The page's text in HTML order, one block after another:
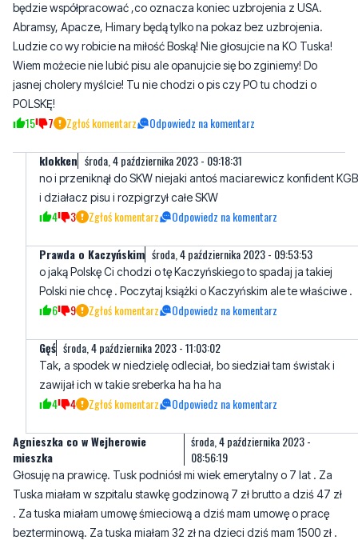
Tusk podpisał dokumenty pozwalające ruski przeniknąć do SKW
,wywiadu i kontrwywiadu! Są dokumenty podpis Tuska! Za to
trybunał stanu! Ambasador USA stwierdził ,ze z Tuskiem USA nie
będzie współpracować ,co oznacza koniec uzbrojenia z USA.
Abramsy, Apacze, Himary będą tylko na pokaz bez uzbrojenia.
Ludzie co wy robicie na miłość Boską! Nie głosujcie na KO Tuska!
Wiem możecie nie lubić pisu ale opanujcie się bo zginiemy! Do
POLSKĘ!
7 Zgłoś komentarz Odpowiedz na komentarz
klokken środa, 4 października 2023 - 09:18:31
i działacz pisu i rozpigrzył całe SKW
4 3 Zgłoś komentarz Odpowiedz na komentarz
Prawda o Kaczyńskim środa, 4 października 2023 - 09:53:53
Polski nie chcę . Poczytaj książki o Kaczyńskim ale te właściwe .
6 9 Zgłoś komentarz Odpowiedz na komentarz
Gęś środa, 4 października 2023 - 11:03:02
zawijał ich w takie sreberka ha ha ha
4 Odpowiedz na komentarz
Agnieszka co w Wejherowie
mieszka
środa, 4 października 2023 -
08:56:19
Głosuję na prawicę. Tusk podniósł mi wiek emerytalny o 7 lat . Za